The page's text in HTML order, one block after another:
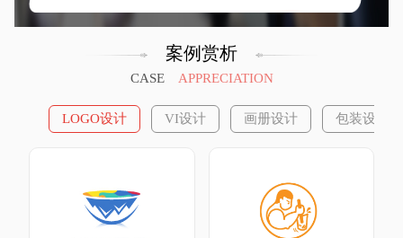
案例赏析
CASE APPRECIATION
LOGO设计 VI设计 画册设计 包装设计
冰芬四季 大力柠